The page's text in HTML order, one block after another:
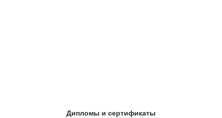
Дипломы и сертификаты